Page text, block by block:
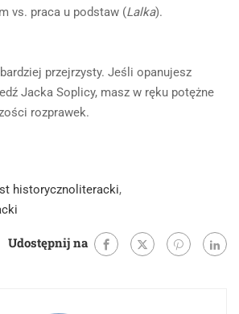
vs. praca u podstaw (Lalka).
przejrzysty. Jeśli opanujesz
Jacka Soplicy, masz w ręku potężne
rozprawek.
historycznoliteracki,
Udostępnij na